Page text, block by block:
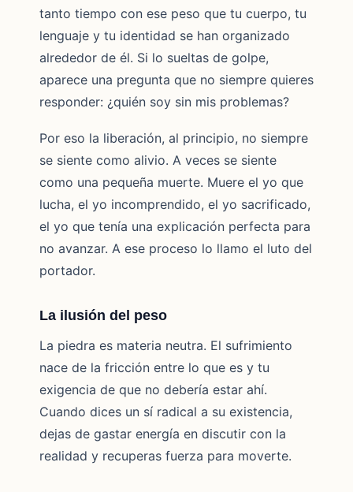
tanto tiempo con ese peso que tu cuerpo, tu
lenguaje y tu identidad se han organizado
alrededor de él. Si lo sueltas de golpe,
aparece una pregunta que no siempre quieres
responder: ¿quién soy sin mis problemas?
Por eso la liberación, al principio, no siempre
se siente como alivio. A veces se siente
como una pequeña muerte. Muere el yo que
lucha, el yo incomprendido, el yo sacrificado,
el yo que tenía una explicación perfecta para
no avanzar. A ese proceso lo llamo el luto del
portador.
La ilusión del peso
La piedra es materia neutra. El sufrimiento
nace de la fricción entre lo que es y tu
exigencia de que no debería estar ahí.
Cuando dices un sí radical a su existencia,
dejas de gastar energía en discutir con la
realidad y recuperas fuerza para moverte.